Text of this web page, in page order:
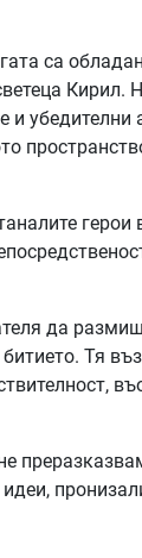
са
Кирил.
и убедителни
герои
да
Тя